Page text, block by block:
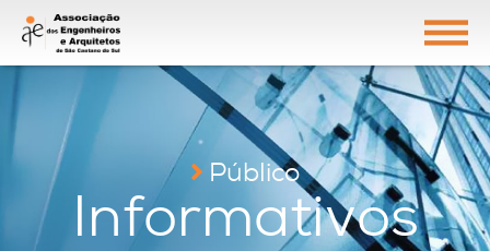
Público
Informativos